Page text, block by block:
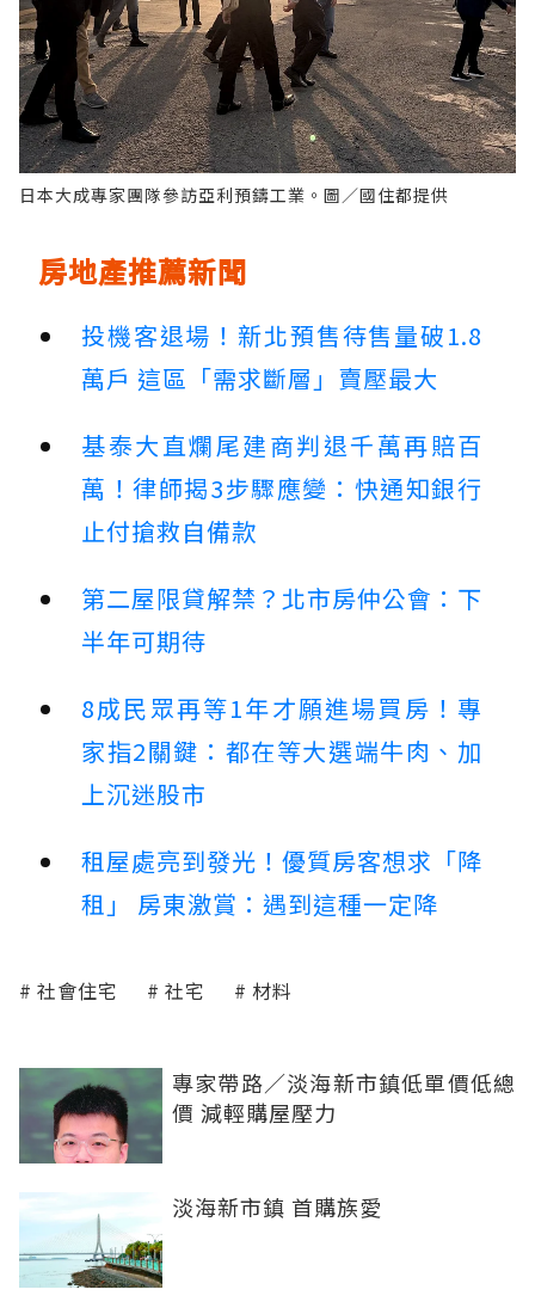
日本大成專家團隊參訪亞利預鑄工業。圖／國住都提供
房地產推薦新聞
投機客退場！新北預售待售量破1.8
萬戶 這區「需求斷層」賣壓最大
基泰大直爛尾建商判退千萬再賠百
萬！律師揭3步驟應變：快通知銀行
止付搶救自備款
第二屋限貸解禁？北市房仲公會：下
半年可期待
8成民眾再等1年才願進場買房！專
家指2關鍵：都在等大選端牛肉、加
上沉迷股市
租屋處亮到發光！優質房客想求「降
租」 房東激賞：遇到這種一定降
社會住宅 社宅 材料
專家帶路／淡海新市鎮低單價低總
價 減輕購屋壓力
淡海新市鎮 首購族愛